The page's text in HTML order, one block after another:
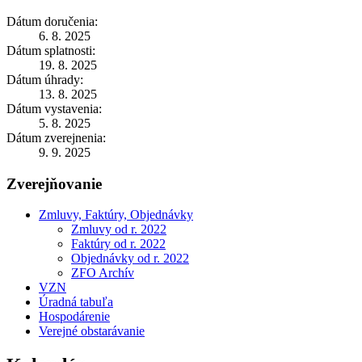
Dátum doručenia:
6. 8. 2025
Dátum splatnosti:
19. 8. 2025
Dátum úhrady:
13. 8. 2025
Dátum vystavenia:
5. 8. 2025
Dátum zverejnenia:
9. 9. 2025
Zverejňovanie
Zmluvy, Faktúry, Objednávky
Zmluvy od r. 2022
Faktúry od r. 2022
Objednávky od r. 2022
ZFO Archív
VZN
Úradná tabuľa
Hospodárenie
Verejné obstarávanie